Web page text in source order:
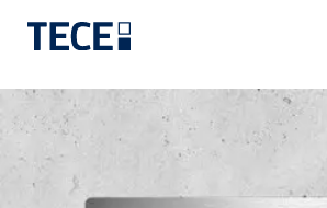
Skip to main content